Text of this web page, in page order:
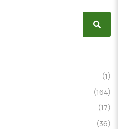
(1)
(164)
(17)
(36)